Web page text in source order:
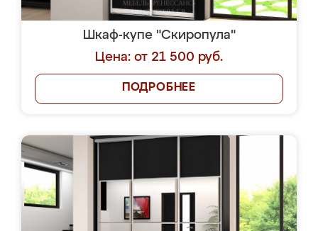
Шкаф-купе "Скиропула"
Цена: от 21 500 руб.
ПОДРОБНЕЕ